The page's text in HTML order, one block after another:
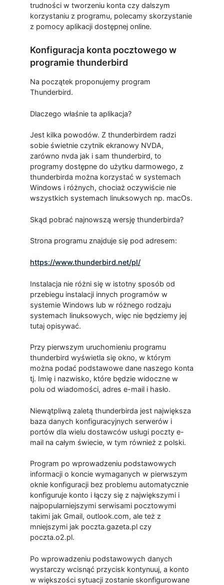
trudności w tworzeniu konta czy dalszym
korzystaniu z programu, polecamy skorzystanie
z pomocy aplikacji dostępnej online.
Konfiguracja konta pocztowego w
programie thunderbird
Na początek proponujemy program
Thunderbird.
Dlaczego właśnie ta aplikacja?
Jest kilka powodów. Z thunderbirdem radzi
sobie świetnie czytnik ekranowy NVDA,
zarówno nvda jak i sam thunderbird, to
programy dostępne do użytku darmowego, z
thunderbirda można korzystać w systemach
Windows i różnych, chociaż oczywiście nie
wszystkich systemach linuksowych np. macOs.
Skąd pobrać najnowszą wersję thunderbirda?
Strona programu znajduje się pod adresem:
https://www.thunderbird.net/pl/
Instalacja nie różni się w istotny sposób od
przebiegu instalacji innych programów w
systemie Windows lub w różnego rodzaju
systemach linuksowych, więc nie będziemy jej
tutaj opisywać.
Przy pierwszym uruchomieniu programu
thunderbird wyświetla się okno, w którym
można podać podstawowe dane naszego konta
tj. Imię i nazwisko, które będzie widoczne w
polu od wiadomości, adres e-mail i hasło.
Niewątpliwą zaletą thunderbirda jest największa
baza danych konfiguracyjnych serwerów i
portów dla wielu dostawców usługi poczty e-
mail na całym świecie, w tym również z polski.
Program po wprowadzeniu podstawowych
informacji o koncie wymaganych w pierwszym
oknie konfiguracji bez problemu automatycznie
konfiguruje konto i łączy się z największymi i
najpopularniejszymi serwisami pocztowymi
takimi jak Gmail, outlook.com, ale też z
mniejszymi jak poczta.gazeta.pl czy
poczta.o2.pl.
Po wprowadzeniu podstawowych danych
wystarczy wcisnąć przycisk kontynuuj, a konto
w większości sytuacji zostanie skonfigurowane